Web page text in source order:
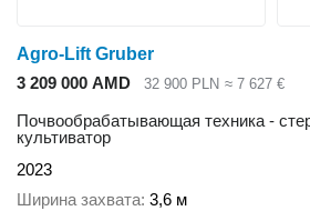
Agro-Lift Gruber
3 209 000 AMD
32 900 PLN ≈ 7 627 €
Почвообрабатывающая техника -
культиватор
2023
Ширина захвата 3,6 м